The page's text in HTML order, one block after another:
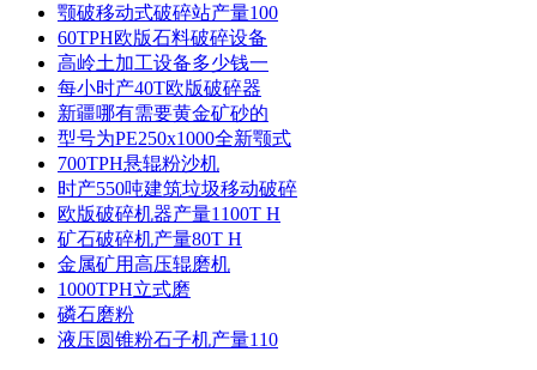
颚破移动式破碎站产量100
60TPH欧版石料破碎设备
高岭土加工设备多少钱一
每小时产40T欧版破碎器
新疆哪有需要黄金矿砂的
型号为PE250x1000全新颚式
700TPH悬辊粉沙机
时产550吨建筑垃圾移动破碎
欧版破碎机器产量1100T H
矿石破碎机产量80T H
金属矿用高压辊磨机
1000TPH立式磨
磷石磨粉
液压圆锥粉石子机产量110